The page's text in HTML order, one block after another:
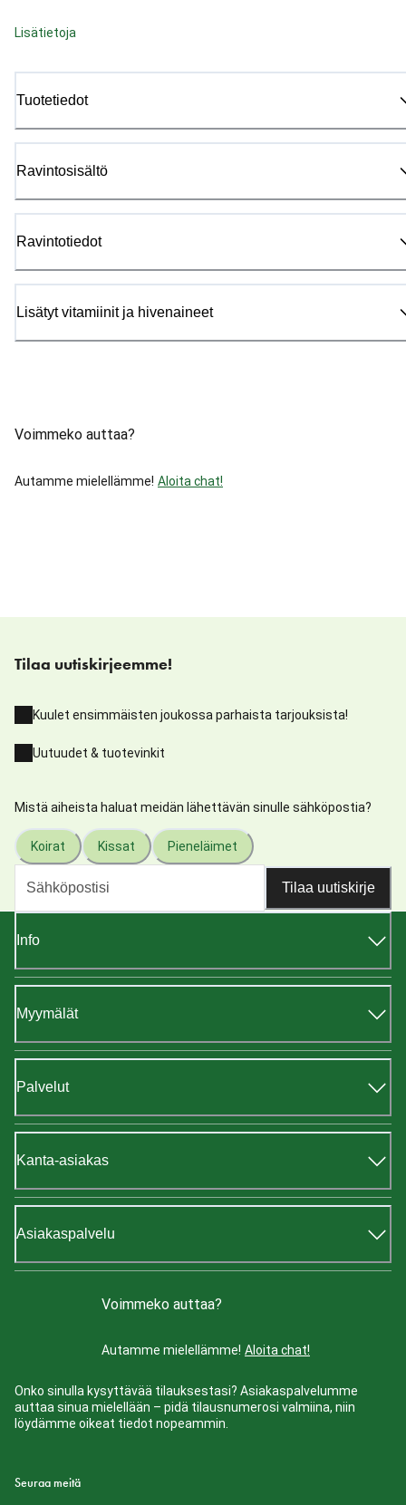
Lisätietoja
Tuotetiedot
Ravintosisältö
Ravintotiedot
Lisätyt vitamiinit ja hivenaineet
Voimmeko auttaa?
Autamme mielellämme! Aloita chat!
Tilaa uutiskirjeemme!
Kuulet ensimmäisten joukossa parhaista tarjouksista!
Uutuudet & tuotevinkit
Mistä aiheista haluat meidän lähettävän sinulle sähköpostia?
Koirat Kissat Pieneläimet
Tilaa uutiskirje
Info
Myymälät
Palvelut
Kanta-asiakas
Asiakaspalvelu
Voimmeko auttaa?
Autamme mielellämme! Aloita chat!
Onko sinulla kysyttävää tilauksestasi? Asiakaspalvelumme
auttaa sinua mielellään – pidä tilausnumerosi valmiina, niin
löydämme oikeat tiedot nopeammin.
Seuraa meitä